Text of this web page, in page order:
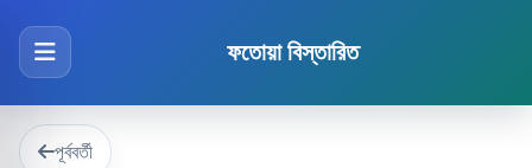
ফতোয়া বিস্তারিত
পূর্ববর্তী